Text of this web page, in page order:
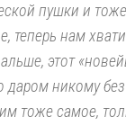
пушки и
теперь нам
этот
даром никому
тоже самое,